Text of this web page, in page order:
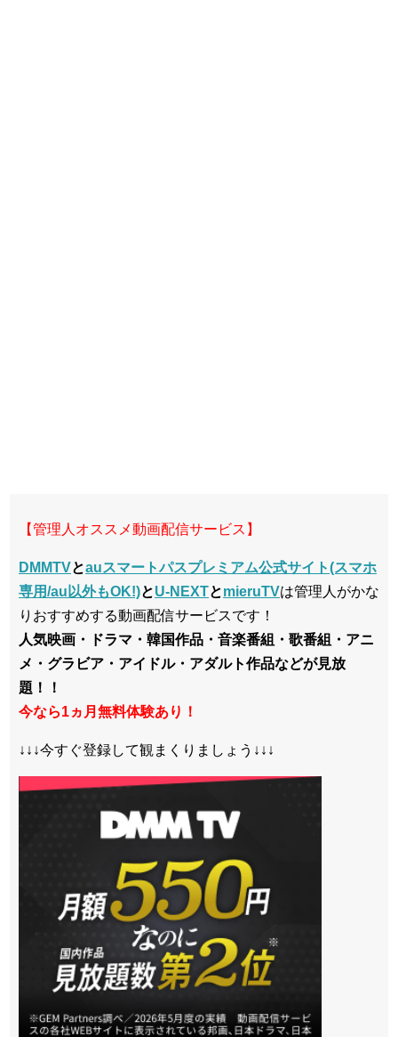
【管理人オススメ動画配信サービス】
DMMTVとauスマートパスプレミアム公式サイト(スマホ
専用/au以外もOK!)とU-NEXTとmieruTVは管理人がかな
りおすすめする動画配信サービスです！
人気映画・ドラマ・韓国作品・音楽番組・歌番組・アニ
メ・グラビア・アイドル・アダルト作品などが見放
題！！
今なら1ヵ月無料体験あり！
↓↓↓今すぐ登録して観まくりましょう↓↓↓